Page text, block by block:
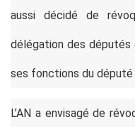
aussi décidé de
délégation des députés
ses fonctions du député
L’AN a envisagé de